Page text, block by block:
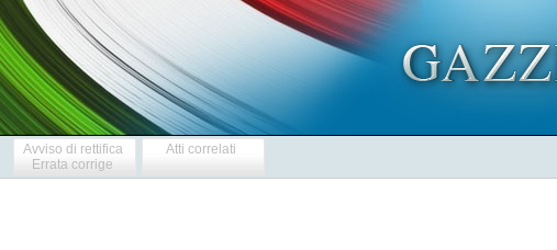
Avviso di rettifica
Errata corrige
Atti correlati